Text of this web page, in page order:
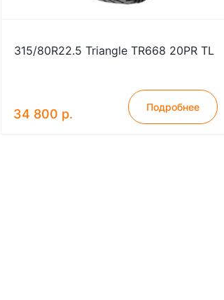
315/80R22.5 Triangle TR668 20PR TL
34 800 р. Подробнее